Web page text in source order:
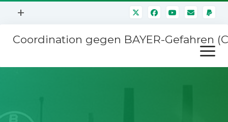
Menü
+
Mitmachen
Kontakt
Coordination gegen BAYER-Gefahren
Menü
öffnen